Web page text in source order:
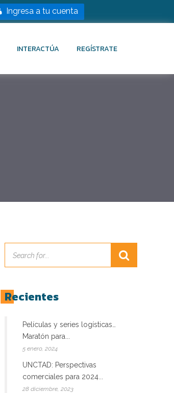
Ingresa a tu cuenta
INTERACTÚA REGÍSTRATE
Recientes
Películas y series logísticas…
Maratón para...
5 enero, 2024
UNCTAD: Perspectivas
comerciales para 2024...
28 diciembre, 2023